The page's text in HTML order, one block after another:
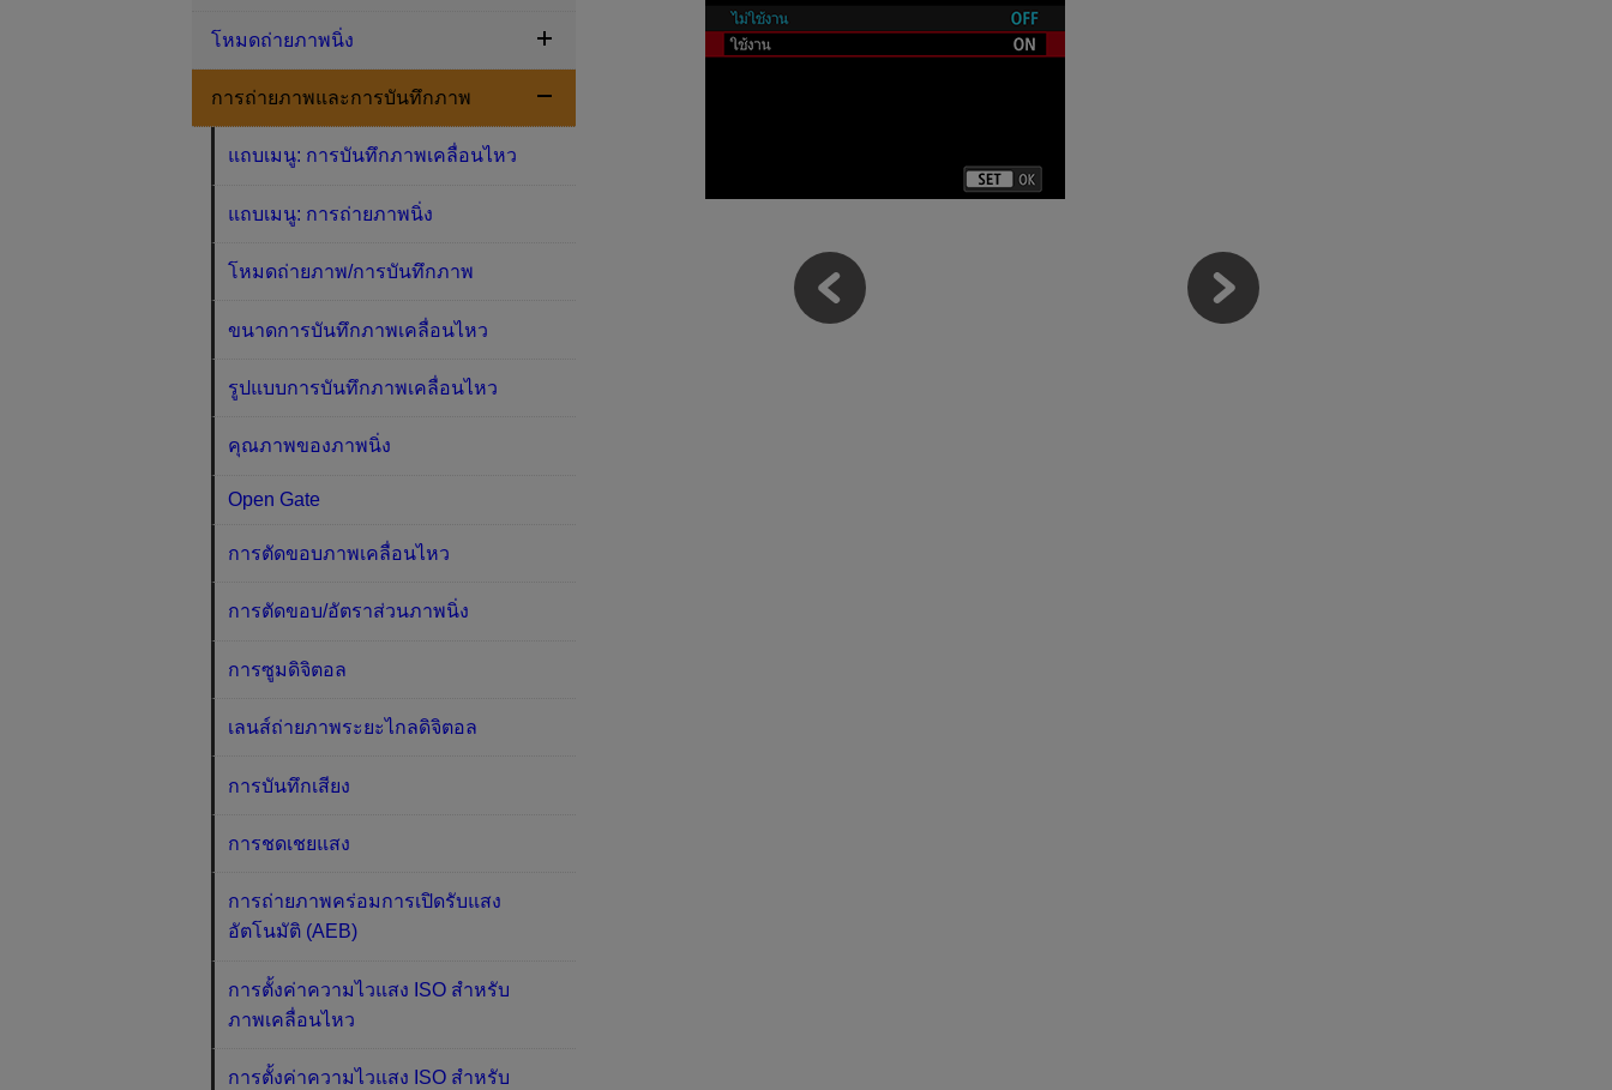
โหมดถ่ายภาพนิ่ง
การถ่ายภาพและการบันทึกภาพ
แถบเมนู: การบันทึกภาพเคลื่อนไหว
แถบเมนู: การถ่ายภาพนิ่ง
โหมดถ่ายภาพ/การบันทึกภาพ
ขนาดการบันทึกภาพเคลื่อนไหว
รูปแบบการบันทึกภาพเคลื่อนไหว
คุณภาพของภาพนิ่ง
Open Gate
การตัดขอบภาพเคลื่อนไหว
การตัดขอบ/อัตราส่วนภาพนิ่ง
การซูมดิจิตอล
เลนส์ถ่ายภาพระยะไกลดิจิตอล
การบันทึกเสียง
การชดเชยแสง
การถ่ายภาพคร่อมการเปิดรับแสง
อัตโนมัติ (AEB)
การตั้งค่าความไวแสง ISO สำหรับ
ภาพเคลื่อนไหว
การตั้งค่าความไวแสง ISO สำหรับ